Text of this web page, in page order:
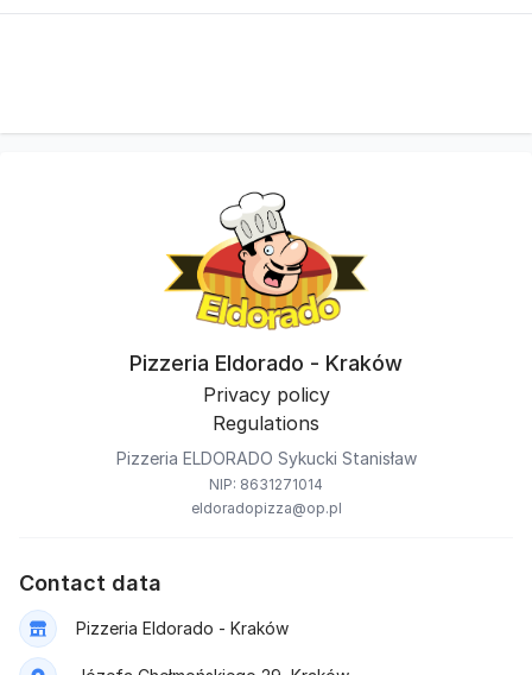
Pizzeria Eldorado - Kraków
Privacy policy
Regulations
Pizzeria ELDORADO Sykucki Stanisław
NIP: 8631271014
eldoradopizza@op.pl
Contact data
Pizzeria Eldorado - Kraków